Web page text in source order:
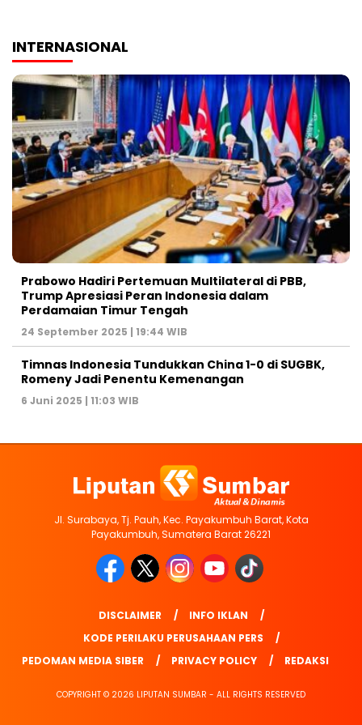
INTERNASIONAL
Prabowo Hadiri Pertemuan Multilateral di PBB,
Trump Apresiasi Peran Indonesia dalam
Perdamaian Timur Tengah
24 September 2025 | 19:44 WIB
Timnas Indonesia Tundukkan China 1-0 di SUGBK,
Romeny Jadi Penentu Kemenangan
6 Juni 2025 | 11:03 WIB
Jl. Surabaya, Tj. Pauh, Kec. Payakumbuh Barat, Kota
Payakumbuh, Sumatera Barat 26221
DISCLAIMER
INFO IKLAN
KODE PERILAKU PERUSAHAAN PERS
PEDOMAN MEDIA SIBER
PRIVACY POLICY REDAKSI
COPYRIGHT © 2026 LIPUTAN SUMBAR - ALL RIGHTS RESERVED